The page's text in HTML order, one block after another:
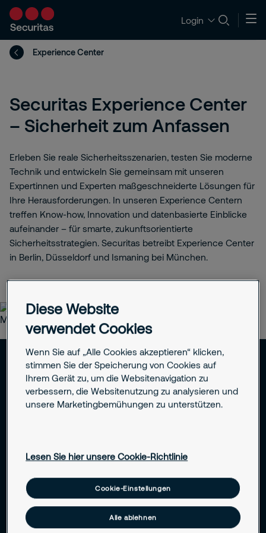
Login
Experience Center
Securitas Experience Center
– Sicherheit zum Anfassen
Erleben Sie reale Sicherheitsszenarien, testen Sie moderne
Technik und entwickeln Sie gemeinsam mit unseren
Expertinnen und Experten maßgeschneiderte Lösungen für
Ihre Herausforderungen. In unseren Experience Centern
treffen Know-how, Innovation und datenbasierte Einblicke
aufeinander – für smarte, zukunftsorientierte
Sicherheitsstrategien. Securitas betreibt Experience Center
in Berlin, Düsseldorf und Ismaning bei München.
Jetzt Sicherheit neu
Lösungen, die zu
Ihrem Unternehmen
passen
Diese Website
verwendet Cookies
Wenn Sie auf „Alle Cookies akzeptieren“ klicken,
stimmen Sie der Speicherung von Cookies auf
Ihrem Gerät zu, um die Websitenavigation zu
verbessern, die Websitenutzung zu analysieren und
unsere Marketingbemühungen zu unterstützen.
Lesen Sie hier unsere Cookie-Richtlinie
Cookie-Einstellungen
Alle ablehnen